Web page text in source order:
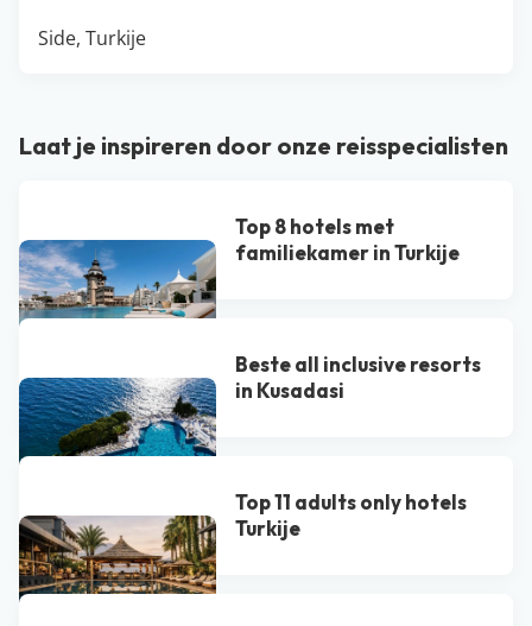
Side, Turkije
Laat je inspireren door onze reisspecialisten
Top 8 hotels met
familiekamer in Turkije
Beste all inclusive resorts
in Kusadasi
Top 11 adults only hotels
Turkije